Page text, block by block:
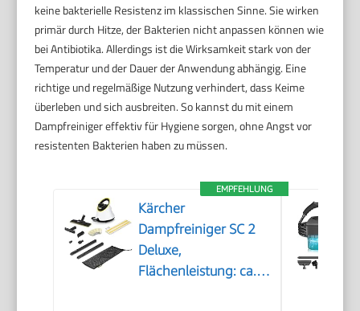
keine bakterielle Resistenz im klassischen Sinne. Sie wirken
primär durch Hitze, der Bakterien nicht anpassen können wie
bei Antibiotika. Allerdings ist die Wirksamkeit stark von der
Temperatur und der Dauer der Anwendung abhängig. Eine
richtige und regelmäßige Nutzung verhindert, dass Keime
überleben und sich ausbreiten. So kannst du mit einem
Dampfreiniger effektiv für Hygiene sorgen, ohne Angst vor
resistenten Bakterien haben zu müssen.
EMPFEHLUNG
Kärcher
Dampfreiniger SC 2
Deluxe,
Flächenleistung: ca.